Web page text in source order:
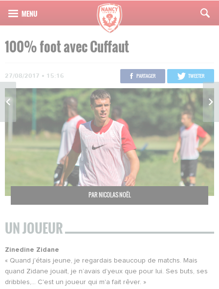
100% foot avec Cuffaut
27/08/2017 • 15:16 PARTAGER TWEETER
PAR NICOLAS NOËL
UN JOUEUR
Zinedine Zidane
« Quand j'étais jeune, je regardais beaucoup de matchs. Mais
quand Zidane jouait, je n’avais d’yeux que pour lui. Ses buts, ses
dribbles,… C'est un joueur qui m'a fait rêver. »